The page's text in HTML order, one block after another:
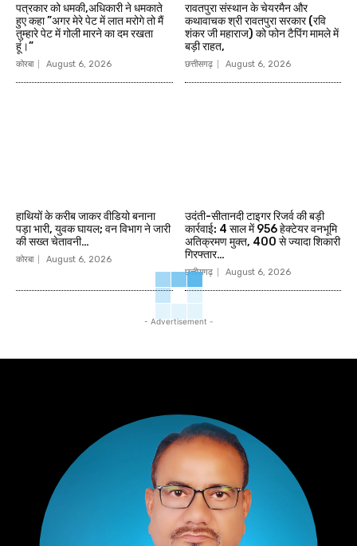
पत्रकार को धमकी,अधिकारी ने धमकाते
हुए कहा ”अगर मेरे पेट में लात मरोगे तो मैं
तुम्हारे पेट में गोली मारने का दम रखता
हूं।”
कोरबा August 6, 2026
रावतपुरा संस्थान के चेयरमैन और
कथावाचक श्री रावतपुरा सरकार (रवि
शंकर जी महाराज) को फोन टैपिंग मामले में
बड़ी राहत,
छत्तीसगढ़ August 6, 2026
हाथियों के करीब जाकर वीडियो बनाना
पड़ा भारी, युवक घायल; वन विभाग ने जारी
की सख्त चेतावनी…
कोरबा August 6, 2026
उदंती-सीतानदी टाइगर रिजर्व की बड़ी
कार्रवाई: 4 साल में 956 हेक्टेयर वनभूमि
अतिक्रमण मुक्त, 400 से ज्यादा शिकारी
गिरफ्तार…
छत्तीसगढ़ August 6, 2026
- Advertisement -